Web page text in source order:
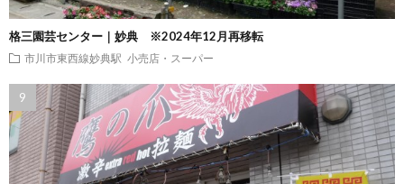
格三園芸センター｜妙典 ※2024年12月再移転
市川市東西線妙典駅 小売店・スーパー